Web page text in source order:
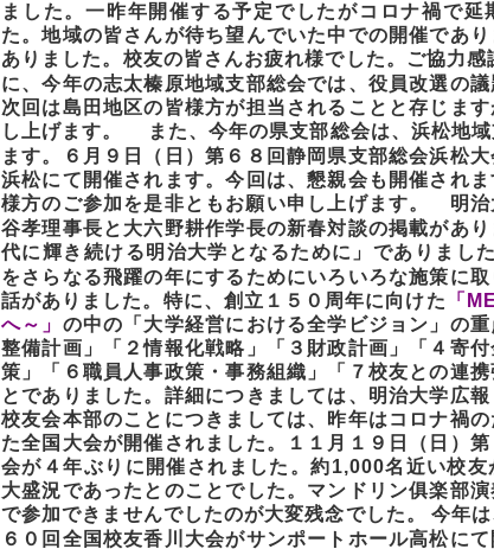
ました。一昨年開催する予定でしたがコロナ禍で延
た。地域の皆さんが待ち望んでいた中での開催であ
ありました。校友の皆さんお疲れ様でした。ご協力感
に、今年の志太榛原地域支部総会では、役員改選の議
次回は島田地区の皆様方が担当されることと存じま
し上げます。
また、今年の県支部総会は、浜松地
ます。６月９日（日）第６８回静岡県支部総会浜松
浜松にて開催されます。今回は、懇親会も開催され
様方のご参加を是非ともお願い申し上げます。
明
谷孝理事長と大六野耕作学長の新春対談の掲載があ
代に輝き続ける明治大学となるために」でありました
をさらなる飛躍の年にするためにいろいろな施策に
話がありました。特に、創立１５０ 周年に向けた 「
へ～」 の中の「大学経営における全学ビジョン」の
整備計画」「２情報化戦略」「３財政計画」「４寄
策」「６職員人事政策・事務組織」「７校友との連
とでありました。詳細につきましては、明治大学広報
校友会本部のことにつきましては、昨年はコロナ禍
た全国大会が開催されました。１１月１９日（日）
会が４年ぶりに開催されました。約1,000名近い校友
大盛況であったとのことでした。マンドリン俱楽部
で参加できませんでしたのが大変残念でした。
今年
６０回全国校友香川大会がサンポートホール高松に